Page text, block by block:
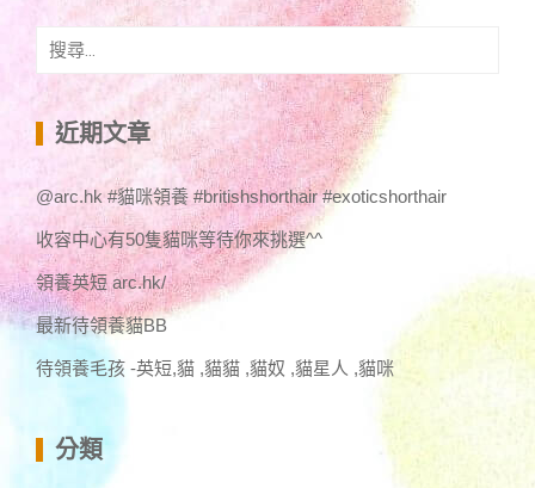
搜
關
鍵 近期文章
@arc.hk #貓咪領養 #britishshorthair #exoticshorthair
收容中心有50隻貓咪等待你來挑選^^
領養英短 arc.hk/
最新待領養貓BB
待領養毛孩 -英短,貓 ,貓貓 ,貓奴 ,貓星人 ,貓咪
分類